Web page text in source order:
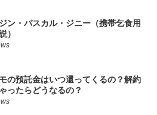
ン・パスカル・ジニー（携帯乞食用
）
の預託金はいつ還ってくるの？解約
ったらどうなるの？